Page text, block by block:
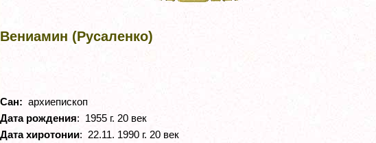
Вениамин (Русаленко)
Сан: архиепископ
Дата рождения: 1955 г. 20 век
Дата хиротонии: 22.11. 1990 г. 20 век